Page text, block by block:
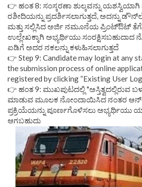
👉 ಹಂತ 8: ಸಂಸ್ಕರಣಾ ಶುಲ್ಕವನ್ನು ಯಶಸ್ವಿಯಾಗಿ
ರಶೀದಿಯನ್ನು ಪ್ರದರ್ಶಿಸಲಾಗುತ್ತದೆ, ಅದನ್ನು
ಮತ್ತು ಸಲ್ಲಿಸಿದ ಅರ್ಜಿ ನಮೂನೆಯ ಪ್ರಿಂಟ್‌ಔಟ್
ಉಲ್ಲೇಖಕ್ಕಾಗಿ ಅಭ್ಯರ್ಥಿಯು
ಐಡಿಗೆ ಅದರ ನಕಲನ್ನು ಕಳುಹಿಸಲಾಗುತ್ತದೆ
👉 Step 9: Candidate may login at any
the submission process of online
registered by clicking “Existing User
👉 ಹಂತ 9: ಮುಖಪುಟದಲ್ಲಿ "ಅಸ್ತಿತ್ವದಲ್ಲಿರುವ
ಮಾಡುವ ಮೂಲಕ ನೋಂದಾಯಿಸಿದ ನಂತರ
ಪ್ರಕ್ರಿಯೆಯನ್ನು ಪೂರ್ಣಗೊಳಿಸಲು ಅಭ್ಯರ್ಥಿಯು
ಆಗಬಹುದು